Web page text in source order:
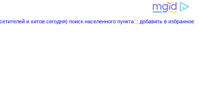
поиск населенного пункта :: добавить в избранное